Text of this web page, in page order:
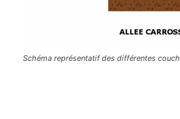
Schéma représentatif des différentes